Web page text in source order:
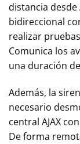
distancia desde
bidireccional
realizar
Comunica los
una duración
Además, la
necesario
central AJAX
De forma